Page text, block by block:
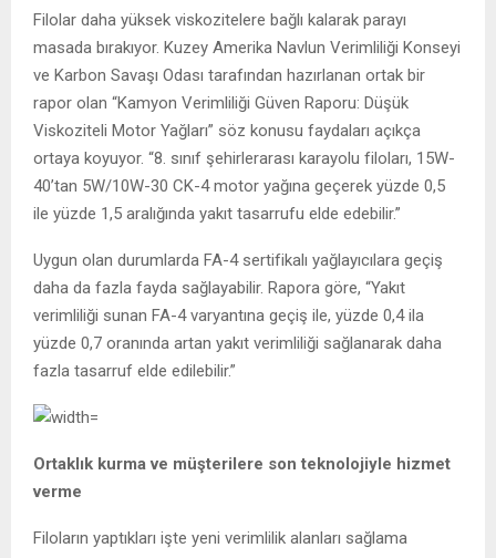
Filolar daha yüksek viskozitelere bağlı kalarak parayı
masada bırakıyor. Kuzey Amerika Navlun Verimliliği Konseyi
ve Karbon Savaşı Odası tarafından hazırlanan ortak bir
rapor olan “Kamyon Verimliliği Güven Raporu: Düşük
Viskoziteli Motor Yağları” söz konusu faydaları açıkça
ortaya koyuyor. “8. sınıf şehirlerarası karayolu filoları, 15W-
40’tan 5W/10W-30 CK-4 motor yağına geçerek yüzde 0,5
ile yüzde 1,5 aralığında yakıt tasarrufu elde edebilir.”
Uygun olan durumlarda FA-4 sertifikalı yağlayıcılara geçiş
daha da fazla fayda sağlayabilir. Rapora göre, “Yakıt
verimliliği sunan FA-4 varyantına geçiş ile, yüzde 0,4 ila
yüzde 0,7 oranında artan yakıt verimliliği sağlanarak daha
fazla tasarruf elde edilebilir.”
Ortaklık kurma ve müşterilere son teknolojiyle hizmet
verme
Filoların yaptıkları işte yeni verimlilik alanları sağlama